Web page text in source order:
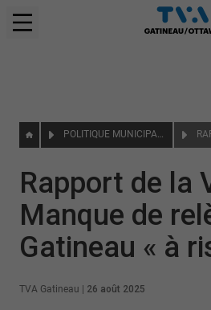
POLITIQUE MUNICIPALE
Rapport de la
Manque de
Gatineau « à
TVA Gatineau 26 août 2025